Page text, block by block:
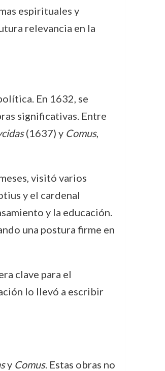
espirituales y
relevancia en la
En 1632, se
significativas. Entre
(1637) y Comus,
visitó varios
y el cardenal
y la educación.
una postura firme en
clave para el
lo llevó a escribir
y Comus. Estas obras no